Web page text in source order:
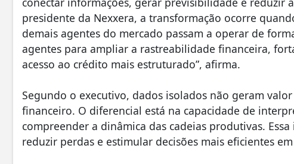
presidente da Nexxera, a transformação ocorre
demais agentes do mercado passam a operar de
agentes para ampliar a rastreabilidade financeira,
acesso ao crédito mais estruturado”, afirma.
Segundo o executivo, dados isolados não geram
financeiro. O diferencial está na capacidade de
compreender a dinâmica das cadeias produtivas.
reduzir perdas e estimular decisões mais eficientes